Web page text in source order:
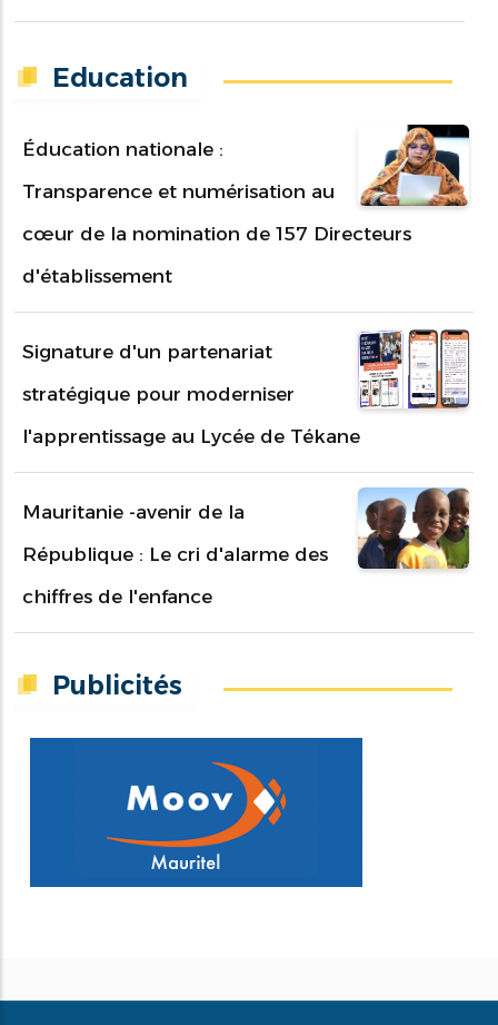
Education
Éducation nationale :
Transparence et numérisation au
cœur de la nomination de 157 Directeurs
d'établissement
Signature d'un partenariat
stratégique pour moderniser
l'apprentissage au Lycée de Tékane
Mauritanie -avenir de la
République : Le cri d'alarme des
chiffres de l'enfance
Publicités